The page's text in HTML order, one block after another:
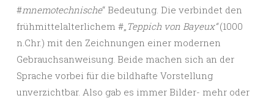
#mnemotechnische“ Bedeutung. Die verbindet den
frühmittelalterlichem #„ Teppich von Bayeux“(1000
n.Chr.) mit den Zeichnungen einer modernen
Gebrauchsanweisung. Beide machen sich an der
Sprache vorbei für die bildhafte Vorstellung
unverzichtbar. Also gab es immer Bilder- mehr oder